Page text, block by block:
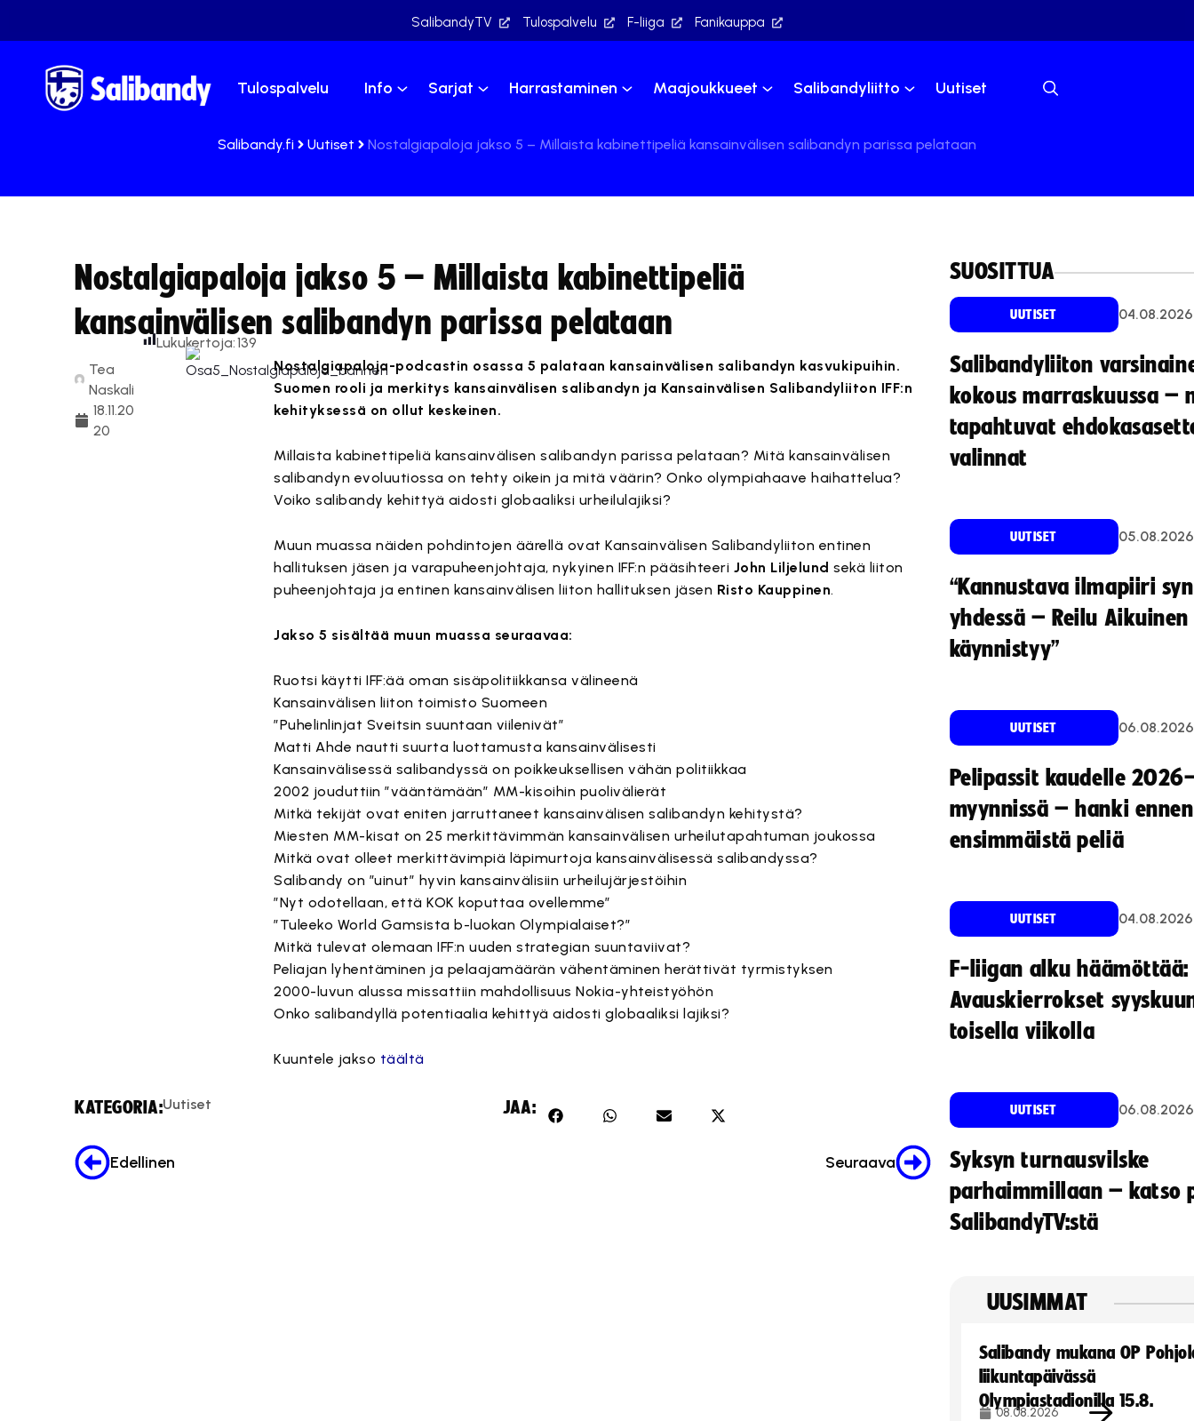
SalibandyTV Tulospalvelu F-liiga Fanikauppa
Tulospalvelu Info Sarjat Harrastaminen Maajoukkueet Salibandyliitto Uutiset
Salibandy.fi Uutiset Nostalgiapaloja jakso 5 – Millaista kabinettipeliä kansainvälisen salibandyn parissa pelataan
Nostalgiapaloja jakso 5 – Millaista kabinettipeliä
kansainvälisen salibandyn parissa pelataan
Tea
Naskali
18.11.20
20
Lukukertoja:139
Nostalgiapaloja-podcastin osassa 5 palataan kansainvälisen salibandyn kasvukipuihin.
Suomen rooli ja merkitys kansainvälisen salibandyn ja Kansainvälisen Salibandyliiton IFF:n
kehityksessä on ollut keskeinen.
Millaista kabinettipeliä kansainvälisen salibandyn parissa pelataan? Mitä kansainvälisen
salibandyn evoluutiossa on tehty oikein ja mitä väärin? Onko olympiahaave haihattelua?
Voiko salibandy kehittyä aidosti globaaliksi urheilulajiksi?
Muun muassa näiden pohdintojen äärellä ovat Kansainvälisen Salibandyliiton entinen
hallituksen jäsen ja varapuheenjohtaja, nykyinen IFF:n pääsihteeri John Liljelund sekä liiton
puheenjohtaja ja entinen kansainvälisen liiton hallituksen jäsen Risto Kauppinen.
Jakso 5 sisältää muun muassa seuraavaa:
Ruotsi käytti IFF:ää oman sisäpolitiikkansa välineenä
Kansainvälisen liiton toimisto Suomeen
”Puhelinlinjat Sveitsin suuntaan viilenivät”
Matti Ahde nautti suurta luottamusta kansainvälisesti
Kansainvälisessä salibandyssä on poikkeuksellisen vähän politiikkaa
2002 jouduttiin ”vääntämään” MM-kisoihin puolivälierät
Mitkä tekijät ovat eniten jarruttaneet kansainvälisen salibandyn kehitystä?
Miesten MM-kisat on 25 merkittävimmän kansainvälisen urheilutapahtuman joukossa
Mitkä ovat olleet merkittävimpiä läpimurtoja kansainvälisessä salibandyssa?
Salibandy on ”uinut” hyvin kansainvälisiin urheilujärjestöihin
”Nyt odotellaan, että KOK koputtaa ovellemme”
”Tuleeko World Gamsista b-luokan Olympialaiset?”
Mitkä tulevat olemaan IFF:n uuden strategian suuntaviivat?
Peliajan lyhentäminen ja pelaajamäärän vähentäminen herättivät tyrmistyksen
2000-luvun alussa missattiin mahdollisuus Nokia-yhteistyöhön
Onko salibandyllä potentiaalia kehittyä aidosti globaaliksi lajiksi?
Kuuntele jakso täältä
KATEGORIA:Uutiset JAA:
Edellinen Seuraava
SUOSITTUA
UUTISET 04.08.2026
Salibandyliiton
kokous marraskuussa –
tapahtuvat
valinnat
UUTISET 05.08.2026
“Kannustava ilmapiiri
yhdessä – Reilu
käynnistyy”
UUTISET 06.08.2026
Pelipassit kaudelle
myynnissä – hanki ennen
ensimmäistä peliä
UUTISET 04.08.2026
F-liigan alku häämöttää:
Avauskierrokset
toisella viikolla
UUTISET 06.08.2026
Syksyn turnausvilske
parhaimmillaan – katso
SalibandyTV:stä
UUSIMMAT
Salibandy mukana OP
liikuntapäivässä
Olympiastadionilla 15.8.
08.08.2026